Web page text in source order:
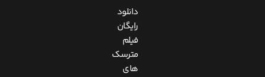
دانلود
رایگان
فیلم
مترسک
های